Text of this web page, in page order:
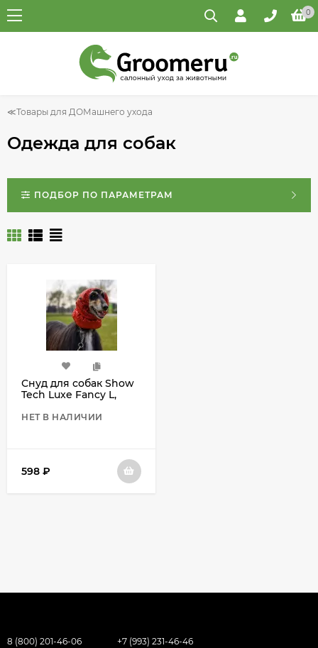
0
Товары для ДОМашнего ухода
Одежда для собак
ПОДБОР ПО ПАРАМЕТРАМ
Снуд для собак Show
Tech Luxe Fancy L,
НЕТ В НАЛИЧИИ
598 ₽
8 (800) 201-46-06 +7 (993) 231-46-46